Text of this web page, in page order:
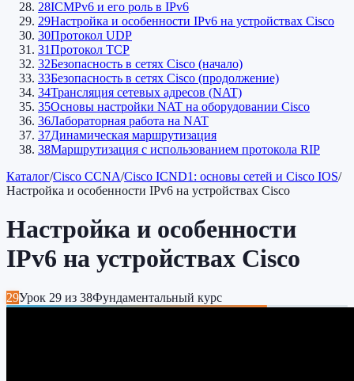
28ICMPv6 и его роль в IPv6
29Настройка и особенности IPv6 на устройствах Cisco
30Протокол UDP
31Протокол TCP
32Безопасность в сетях Cisco (начало)
33Безопасность в сетях Cisco (продолжение)
34Трансляция сетевых адресов (NAT)
35Основы настройки NAT на оборудовании Cisco
36Лабораторная работа на NAT
37Динамическая маршрутизация
38Маршрутизация с использованием протокола RIP
Каталог/Cisco CCNA/Cisco ICND1: основы сетей и Cisco IOS/
Настройка и особенности IPv6 на устройствах Cisco
Настройка и особенности
IPv6 на устройствах Cisco
29Урок 29 из 38Фундаментальный курс